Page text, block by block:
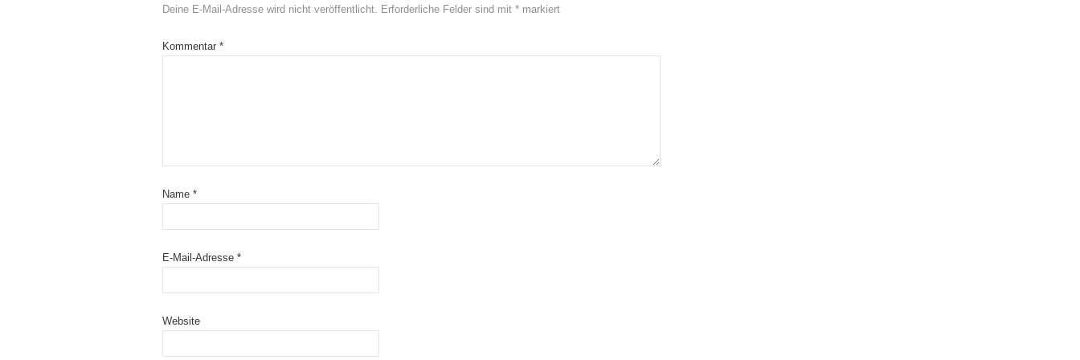
Deine E-Mail-Adresse wird nicht veröffentlicht. Erforderliche Felder sind mit * markiert
Kommentar *
Name *
E-Mail-Adresse *
Website